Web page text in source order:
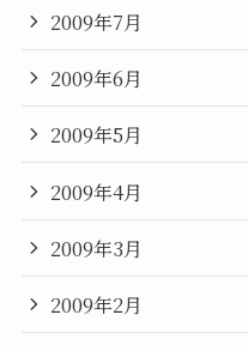
2009年7月
2009年6月
2009年5月
2009年4月
2009年3月
2009年2月